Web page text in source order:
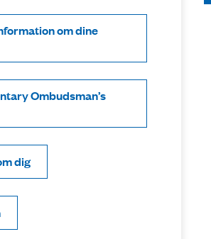
om dine
Ombudsman’s
dig